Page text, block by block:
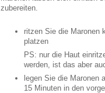
zubereiten.
ritzen Sie die Maronen
platzen
PS: nur die Haut
werden, ist das aber
legen Sie die Maronen
15 Minuten in den